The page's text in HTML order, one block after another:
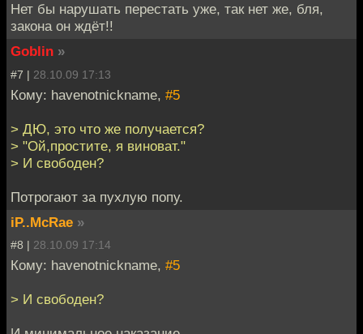
Нет бы нарушать перестать уже, так нет же, бля,
закона он ждёт!!
Goblin »
#7 | 28.10.09 17:13
Кому: havenotnickname, #5
> ДЮ, это что же получается?
> "Ой,простите, я виноват."
> И свободен?
Потрогают за пухлую попу.
iP..McRae »
#8 | 28.10.09 17:14
Кому: havenotnickname, #5
> И свободен?